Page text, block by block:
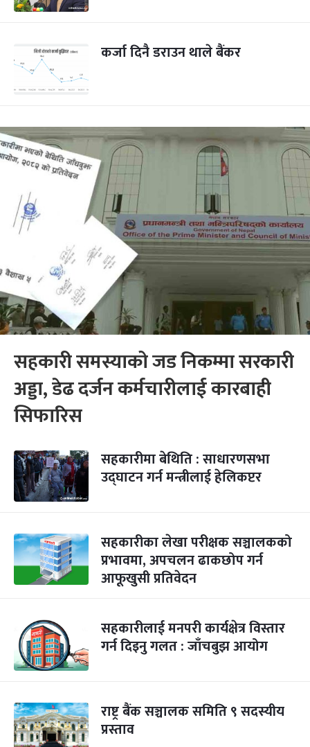
कर्जा दिनै डराउन थाले बैंकर
सहकारी समस्याको जड निकम्मा सरकारी
अड्डा, डेढ दर्जन कर्मचारीलाई कारबाही
सिफारिस
सहकारीमा बेथिति : साधारणसभा
उद्घाटन गर्न मन्त्रीलाई हेलिकप्टर
सहकारीका लेखा परीक्षक सञ्चालकको
प्रभावमा, अपचलन ढाकछोप गर्न
आफूखुसी प्रतिवेदन
सहकारीलाई मनपरी कार्यक्षेत्र विस्तार
गर्न दिइनु गलत : जाँचबुझ आयोग
राष्ट्र बैंक सञ्चालक समिति ९ सदस्यीय
प्रस्ताव